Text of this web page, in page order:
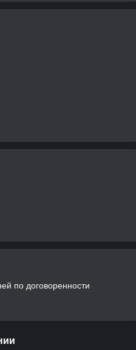
по договоренности